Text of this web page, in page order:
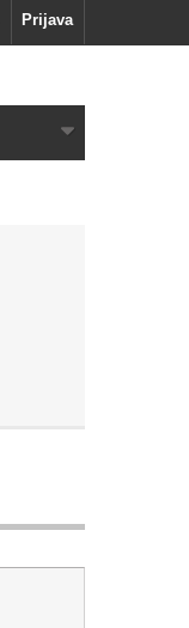
Prijava